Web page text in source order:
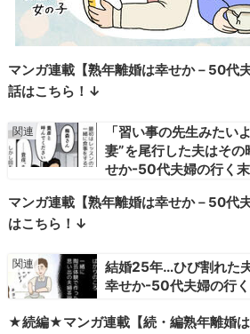
マンガ連載【熟年離婚は幸せか－50代
話はこちら！↓
「習い事の先生みたい
妻”を尾行した夫はそ
せか-50代夫婦の行く末
マンガ連載【熟年離婚は幸せか－50代
はこちら！↓
結婚25年…ひび割れた
幸せか-50代夫婦の行く
★続編★マンガ連載【続・編熟年離婚